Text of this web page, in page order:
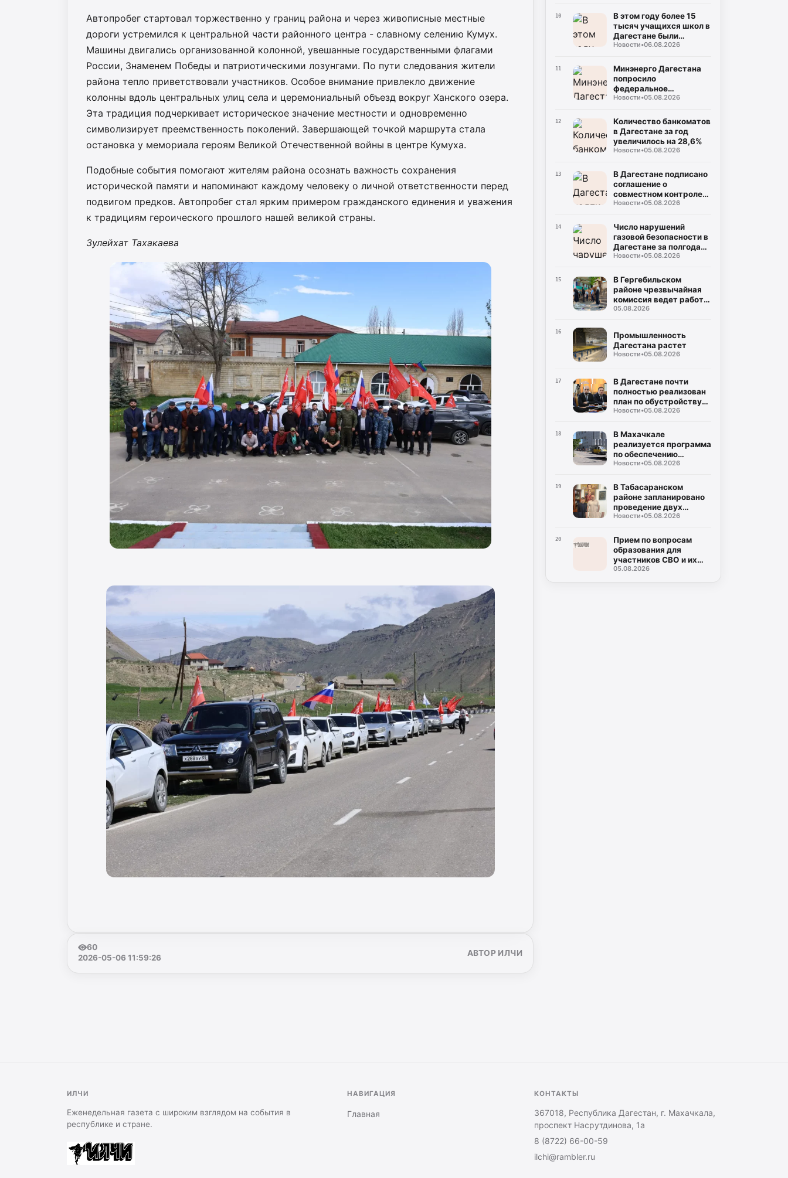
Автопробег стартовал торжественно у границ района и через живописные местные
дороги устремился к центральной части районного центра - славному селению Кумух.
Машины двигались организованной колонной, увешанные государственными флагами
России, Знаменем Победы и патриотическими лозунгами. По пути следования жители
района тепло приветствовали участников. Особое внимание привлекло движение
колонны вдоль центральных улиц села и церемониальный объезд вокруг Ханского озера.
Эта традиция подчеркивает историческое значение местности и одновременно
символизирует преемственность поколений. Завершающей точкой маршрута стала
остановка у мемориала героям Великой Отечественной войны в центре Кумуха.
Подобные события помогают жителям района осознать важность сохранения
исторической памяти и напоминают каждому человеку о личной ответственности перед
подвигом предков. Автопробег стал ярким примером гражданского единения и уважения
к традициям героического прошлого нашей великой страны.
Зулейхат Тахакаева
60
2026-05-06 11:59:26
АВТОР ИЛЧИ
модернизации
подстанции
10
В этом году более 15
тысяч учащихся школ в
Дагестане были
вовлечены в
социальной
профилактике
Новости•06.08.2026
11
Минэнерго Дагестана
попросило
федеральное
ведомство содействия
оплаченного топлива на
АЗС
Новости•05.08.2026
12
Количество банкоматов
в Дагестане за год
увеличилось на 28,6%
Новости•05.08.2026
13
В Дагестане подписано
соглашение о
совместном контроле
за выборами
Новости•05.08.2026
14
Число нарушений
газовой безопасности в
Дагестане за полгода
сократилось вдвое
Новости•05.08.2026
15
В Гергебильском
районе чрезвычайная
комиссия ведет работу
по оценке последствий
05.08.2026
16
Промышленность
Дагестана растет
Новости•05.08.2026
17
В Дагестане почти
полностью реализован
план по обустройству
площадок для сбора
отходов
Новости•05.08.2026
18
В Махачкале
реализуется программа
по обеспечению
безопасности
вблизи школ и детских
садов
Новости•05.08.2026
19
В Табасаранском
районе запланировано
проведение двух
республиканских
Новости•05.08.2026
20
Прием по вопросам
образования для
участников СВО и их
семей пройдет в
05.08.2026
ИЛЧИ
Еженедельная газета с широким взглядом на события в
республике и стране.
НАВИГАЦИЯ
Главная
КОНТАКТЫ
367018, Республика Дагестан, г. Махачкала,
проспект Насрутдинова, 1а
8 (8722) 66-00-59
ilchi@rambler.ru